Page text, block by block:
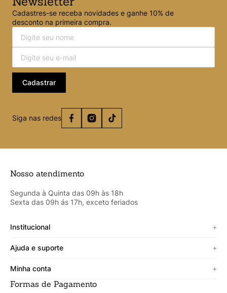
Cadastres-se receba novidades e ganhe 10% de
desconto na primeira compra.
Cadastrar
Siga nas redes
Nosso atendimento
Segunda à Quinta das 09h às 18h
Sexta das 09h ás 17h, exceto feriados
Institucional +
Sobre a Cicero
Ajuda e suporte +
Termos de uso
Política de segurança
Minha conta +
Meus Dados
Formas de Pagamento